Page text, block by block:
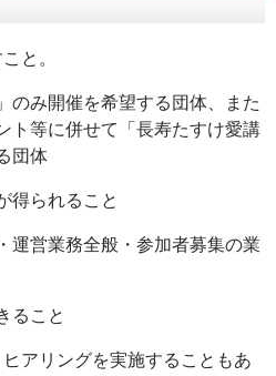
と。
のみ開催を希望する団体、また
ト等に併せて「長寿たすけ愛講
団体
得られること
運営業務全般・参加者募集の業
ること
アリングを実施することもあ